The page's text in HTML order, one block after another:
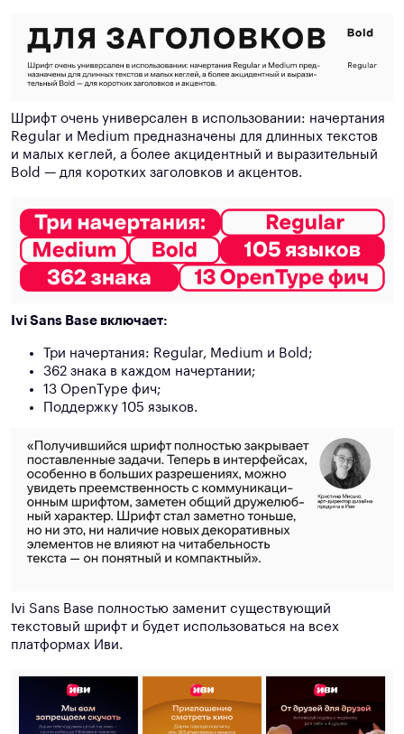
Шрифт очень универсален в использовании: начертания
Regular и Medium предназначены для длинных текстов
и малых кеглей, а более акцидентный и выразительный
Bold — для коротких заголовков и акцентов.
Ivi Sans Base включает:
Три начертания: Regular, Medium и Bold;
362 знака в каждом начертании;
13 OpenType фич;
Поддержку 105 языков.
Ivi Sans Base полностью заменит существующий
текстовый шрифт и будет использоваться на всех
платформах Иви.